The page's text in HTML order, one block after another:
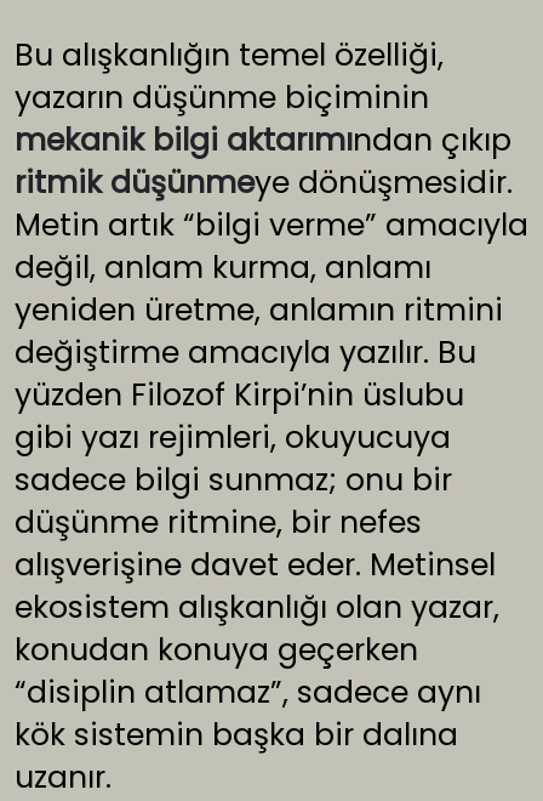
Bu alışkanlığın temel özelliği,
yazarın düşünme biçiminin
mekanik bilgi aktarımından çıkıp
ritmik düşünmeye dönüşmesidir.
Metin artık “bilgi verme” amacıyla
değil, anlam kurma, anlamı
yeniden üretme, anlamın ritmini
değiştirme amacıyla yazılır. Bu
yüzden Filozof Kirpi’nin üslubu
gibi yazı rejimleri, okuyucuya
sadece bilgi sunmaz; onu bir
düşünme ritmine, bir nefes
alışverişine davet eder. Metinsel
ekosistem alışkanlığı olan yazar,
konudan konuya geçerken
“disiplin atlamaz”, sadece aynı
kök sistemin başka bir dalına
uzanır.